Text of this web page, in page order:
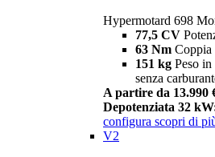
Hypermotard 698
77,5 CV
63 Nm Coppia
151 kg Peso
senza
A partire da 13.990
Depotenziata 32
configura scopri di
V2